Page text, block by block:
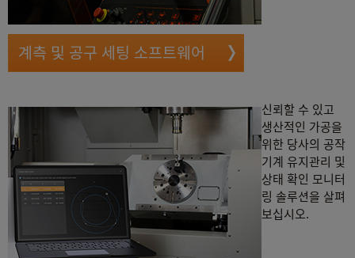
계측 및 공구 세팅 소프트웨어
신뢰할 수 있고
생산적인 가공을
위한 당사의 공작
기계 유지관리 및
상태 확인 모니터
링 솔루션을 살펴
보십시오.